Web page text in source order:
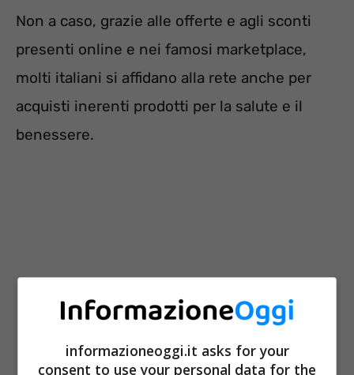
Non a caso, grazie alle offerte e agli sconti
presenti online e nei famosi marketplace,
molti italiani si affidano alla rete anche per
acquisti inerenti prodotti per la salute e il
benessere.
informazioneoggi.it asks for your
consent to use your personal data for the